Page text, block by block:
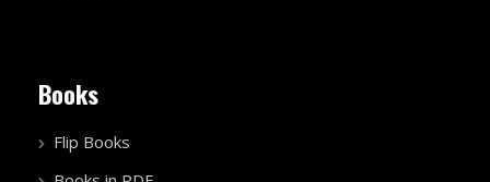
Books
Flip Books